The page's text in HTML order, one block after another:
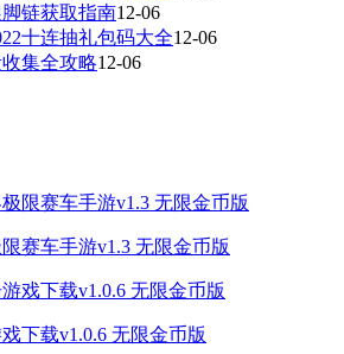
链获取指南12-06
十连抽礼包码大全12-06
集全攻略12-06
赛车手游v1.3 无限金币版
下载v1.0.6 无限金币版